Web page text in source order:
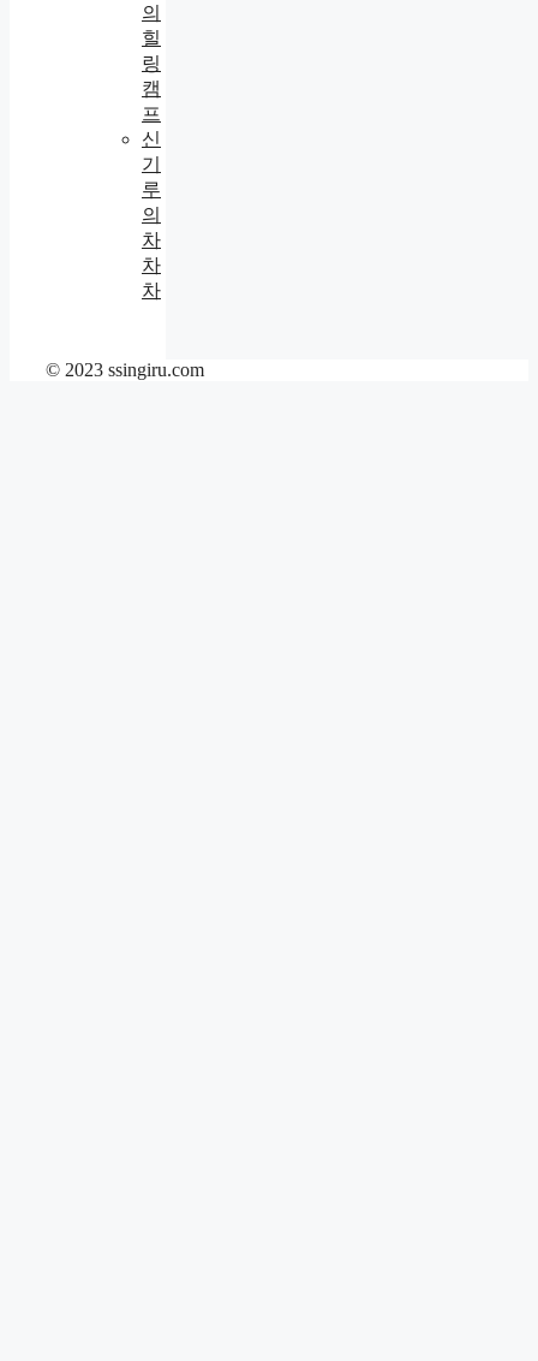
의
힐
링
캠
프
신
기
루
의
차
차
차
© 2023 ssingiru.com